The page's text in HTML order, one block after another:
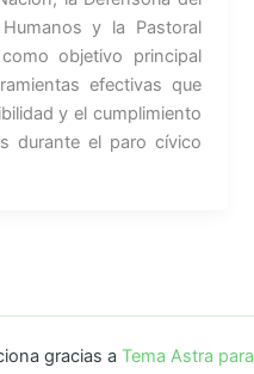
y la Pastoral
objetivo principal
efectivas que
y el cumplimiento
durante el paro cívico
gracias a Tema Astra para